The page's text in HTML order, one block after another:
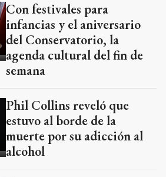
Con festivales para
infancias y el aniversario
del Conservatorio, la
agenda cultural del fin de
semana
Phil Collins reveló que
estuvo al borde de la
muerte por su adicción al
alcohol